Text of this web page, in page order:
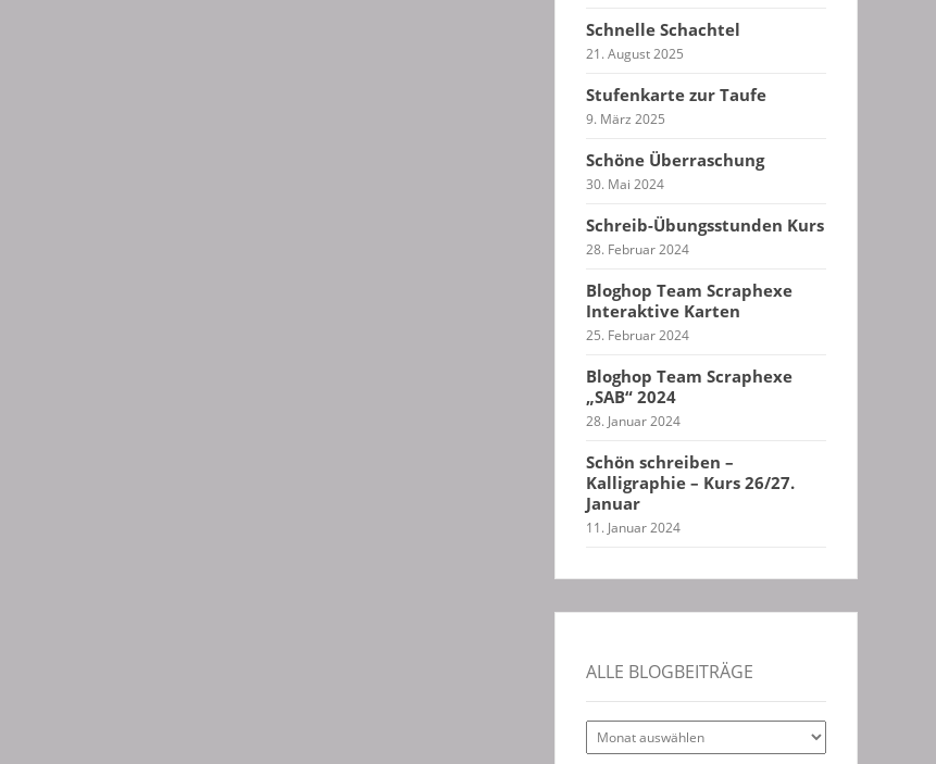
Schnelle Schachtel
21. August 2025
Stufenkarte zur Taufe
9. März 2025
Schöne Überraschung
30. Mai 2024
Schreib-Übungsstunden Kurs
28. Februar 2024
Bloghop Team Scraphexe
Interaktive Karten
25. Februar 2024
Bloghop Team Scraphexe
„SAB“ 2024
28. Januar 2024
Schön schreiben –
Kalligraphie – Kurs 26/27.
Januar
11. Januar 2024
ALLE BLOGBEITRÄGE
Alle
Blogbeiträge